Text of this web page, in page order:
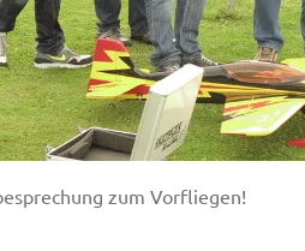
zum Vorfliegen!